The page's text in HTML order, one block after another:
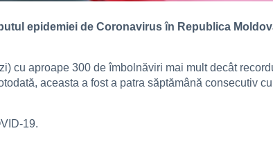
epidemiei de Coronavirus în Republica
cu aproape 300 de îmbolnăviri mai mult decât
aceasta a fost a patra săptămână consecutiv
19.